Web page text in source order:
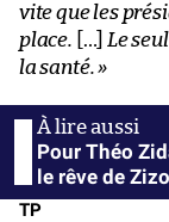
vite que les
place. […] Le
la santé. »
Pour Théo
le rêve de
TP